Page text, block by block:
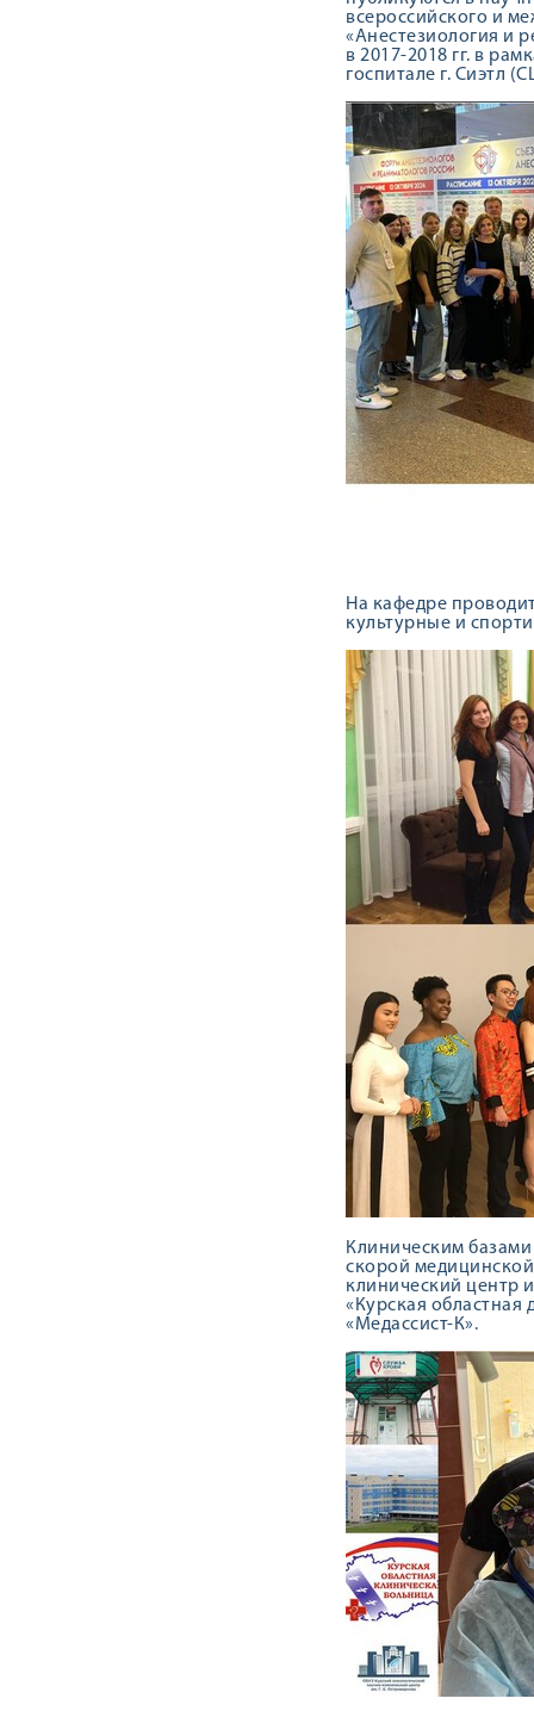
всероссийского и
«Анестезиология и
в 2017-2018 гг. в
госпитале г. Сиэтл
На кафедре
культурные и
Клиническим
скорой
клинический центр
«Курская
«Медассист-К».